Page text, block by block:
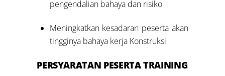
pengendalian bahaya dan risiko
Meningkatkan kesadaran peserta akan
tingginya bahaya kerja Konstruksi
PERSYARATAN PESERTA TRAINING